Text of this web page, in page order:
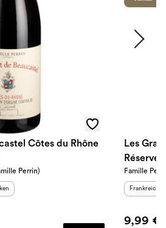
Côtes du Rhône
Perrin)
:
Les
Réserve
Famille
Frankreich
9,99 €